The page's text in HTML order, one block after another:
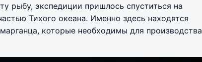
рыбу, экспедиции пришлось спуститься на
Тихого океана. Именно здесь находятся
которые необходимы для производства